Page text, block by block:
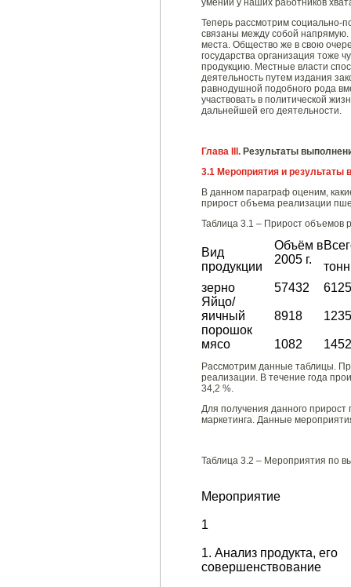
умений у наших работников
Теперь рассмотрим социально-
связаны между собой напрямую.
места. Общество же в свою
государства организация тоже
продукцию. Местные власти
деятельность путем издания
равнодушной подобного рода
участвовать в политической
дальнейшей его деятельности.
Глава III. Результаты
3.1 Мероприятия и результаты
В данном параграф оценим,
прирост объема реализации
Таблица 3.1 – Прирост объемов
Вид
продукции
Объём в
2005 г.
тонн
зерно
57432
Яйцо/
яичный
порошок
8918
мясо 1082 1452
Рассмотрим данные таблицы.
реализации. В течение года
34,2 %.
Для получения данного
маркетинга. Данные
Таблица 3.2 – Мероприятия по
Мероприятие
1
1. Анализ продукта, его
совершенствование